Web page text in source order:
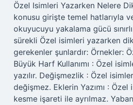
Özel Isimleri Yazarken Nelere
konusu girişte temel hatlarıyla
okuyucuyu yakalama gücü
sürekli Özel isimleri yazarken
gerekenler şunlardır: Örnekler:
Büyük Harf Kullanımı : Özel
yazılır. Değişmezlik : Özel
değişmez. Eklerin Yazımı :
kesme işareti ile ayrılmaz.